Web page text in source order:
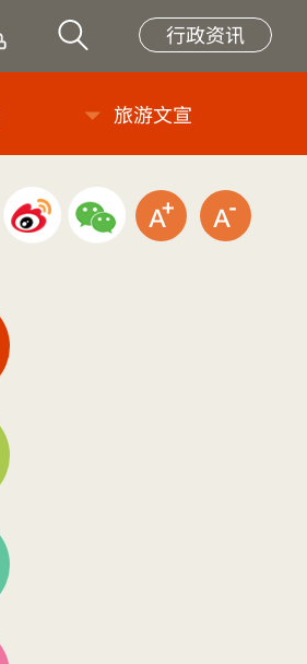
网站导览 站内搜索行政资讯
旅游文宣
微博分享微信分享放大字级